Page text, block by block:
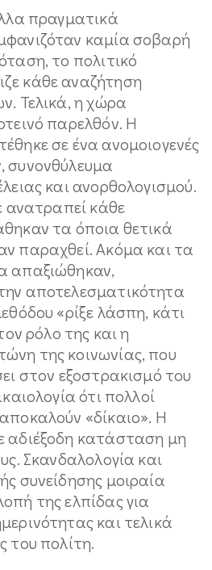
πραγματικά
καμία σοβαρή
το πολιτικό
κάθε αναζήτηση
Τελικά, η χώρα
παρελθόν. Η
σε ένα ανομοιογενές
συνονθύλευμα
και ανορθολογισμού.
ανατραπεί κάθε
τα όποια θετικά
παραχθεί. Ακόμα και τα
απαξιώθηκαν,
αποτελεσματικότητα
«ρίξε λάσπη, κάτι
ρόλο της και η
της κοινωνίας, που
στον εξοστρακισμό του
ότι πολλοί
«δίκαιο». Η
αδιέξοδη κατάσταση μη
Σκανδαλολογία και
συνείδησης μοιραία
της ελπίδας για
και τελικά
του πολίτη.